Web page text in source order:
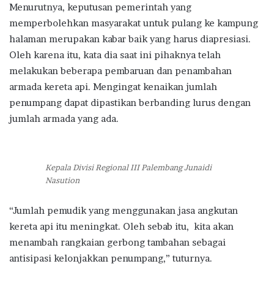
Menurutnya, keputusan pemerintah yang
memperbolehkan masyarakat untuk pulang ke kampung
halaman merupakan kabar baik yang harus diapresiasi.
Oleh karena itu, kata dia saat ini pihaknya telah
melakukan beberapa pembaruan dan penambahan
armada kereta api. Mengingat kenaikan jumlah
penumpang dapat dipastikan berbanding lurus dengan
jumlah armada yang ada.
Kepala Divisi Regional III Palembang Junaidi
Nasution
“Jumlah pemudik yang menggunakan jasa angkutan
kereta api itu meningkat. Oleh sebab itu, kita akan
menambah rangkaian gerbong tambahan sebagai
antisipasi kelonjakkan penumpang,” tuturnya.